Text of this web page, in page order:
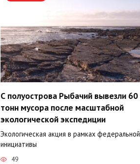
С полуострова Рыбачий вывезли 60
тонн мусора после масштабной
экологической экспедиции
Экологическая акция в рамках федеральной
инициативы
49